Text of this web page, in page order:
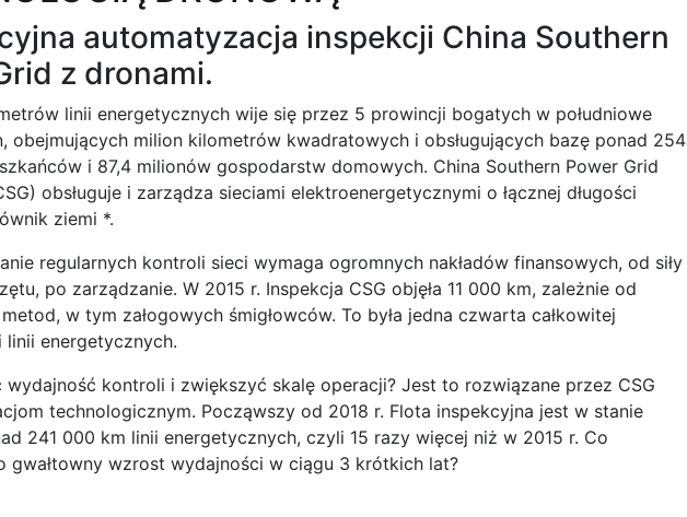
automatyzacja inspekcji China Southern
z dronami.
linii energetycznych wije się przez 5 prowincji bogatych w południowe
obejmujących milion kilometrów kwadratowych i obsługujących bazę ponad 254
i 87,4 milionów gospodarstw domowych. China Southern Power Grid
obsługuje i zarządza sieciami elektroenergetycznymi o łącznej długości
ziemi *.
regularnych kontroli sieci wymaga ogromnych nakładów finansowych, od siły
po zarządzanie. W 2015 r. Inspekcja CSG objęła 11 000 km, zależnie od
w tym załogowych śmigłowców. To była jedna czwarta całkowitej
linii energetycznych.
kontroli i zwiększyć skalę operacji? Jest to rozwiązane przez CSG
technologicznym. Począwszy od 2018 r. Flota inspekcyjna jest w stanie
241 000 km linii energetycznych, czyli 15 razy więcej niż w 2015 r. Co
gwałtowny wzrost wydajności w ciągu 3 krótkich lat?